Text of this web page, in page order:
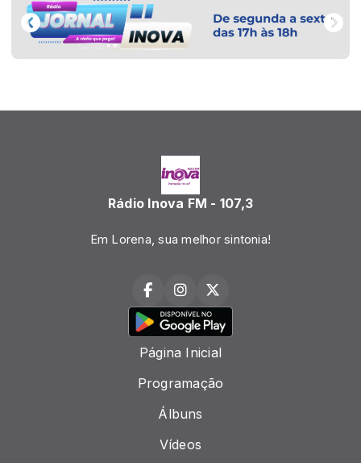
Rádio Inova FM - 107,3
Em Lorena, sua melhor sintonia!
Página Inicial
Programação
Álbuns
Vídeos